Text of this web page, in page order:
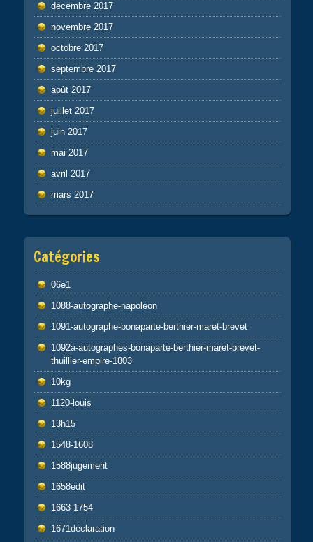
décembre 2017
novembre 2017
octobre 2017
septembre 2017
août 2017
juillet 2017
juin 2017
mai 2017
avril 2017
mars 2017
Catégories
06e1
1088-autographe-napoléon
1091-autographe-bonaparte-berthier-maret-brevet
1092a-autographes-bonaparte-berthier-maret-brevet-
thuillier-empire-1803
10kg
1120-louis
13h15
1548-1608
1588jugement
1658edit
1663-1754
1671déclaration